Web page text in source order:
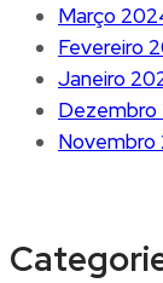
Março
Fevereiro
Janeiro
Dezembro
Novembro